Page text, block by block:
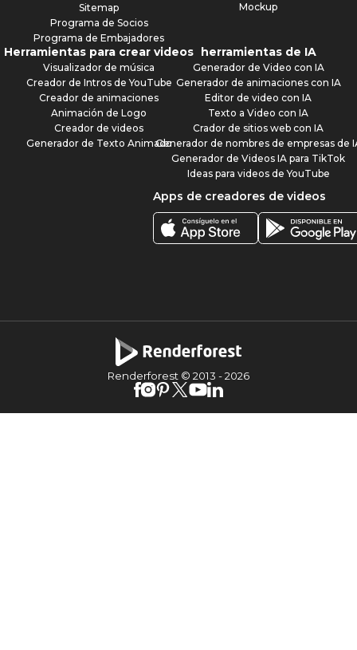
Sitemap
Programa de Socios
Programa de Embajadores
Mockup
Herramientas para crear videos
Visualizador de música
Creador de Intros de YouTube
Creador de animaciones
Animación de Logo
Creador de videos
Generador de Texto Animado
herramientas de IA
Generador de Video con IA
Generador de animaciones con IA
Editor de video con IA
Texto a Video con IA
Crador de sitios web con IA
Generador de nombres de empresas de
Generador de Videos IA para TikTok
Ideas para videos de YouTube
Apps de creadores de videos
Renderforest © 2013 -2026